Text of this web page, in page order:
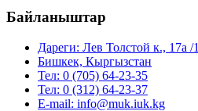
Байланыштар
Дареги: Лев Толстой к., 17а /1
Бишкек, Кыргызстан
Тел: 0 (705) 64-23-35
Тел: 0 (312) 64-23-37
E-mail: info@muk.iuk.kg